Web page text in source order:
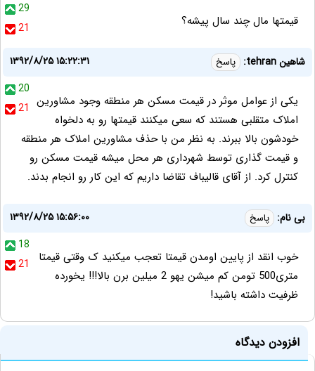
29
21
قیمتها مال چند سال پیشه؟
شاهین tehran: پاسخ
۱۳۹۲/۸/۲۵ ۱۵:۲۲:۳۱
20
21 یکی از عوامل موثر در قیمت مسکن هر منطقه وجود مشاورین
املاک متقلبی هستند که سعی میکنند قیمتها رو به دلخواه
خودشون بالا ببرند. به نظر من با حذف مشاورین املاک هر منطقه
و قیمت گذاری توسط شهرداری هر محل میشه قیمت مسکن رو
کنترل کرد. از آقای قالیباف تقاضا داریم که این کار رو انجام بدند.
بی نام: پاسخ
۱۳۹۲/۸/۲۵ ۱۵:۵۶:۰۰
18
21
خوب انقد از پایین اومدن قیمتا تعجب میکنید ک وقتی قیمتا
متری500 تومن کم میشن یهو 2 میلین برن بالا!!! یخورده
ظرفیت داشته باشید!
افزودن دیدگاه